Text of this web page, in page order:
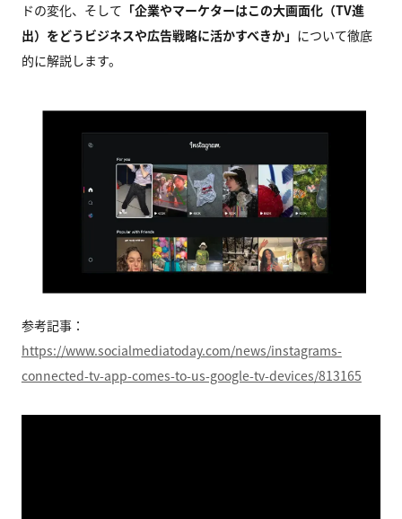
ドの変化、そして 「企業やマーケターはこの大画面化（TV進
出）をどうビジネスや広告戦略に活かすべきか」 について徹底
的に解説します。
参考記事：
https://www.socialmediatoday.com/news/instagrams-
connected-tv-app-comes-to-us-google-tv-devices/813165